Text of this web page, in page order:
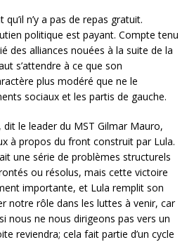
n’y a pas de repas gratuit.
politique est payant. Compte tenu
des alliances nouées à la suite de la
s’attendre à ce que son
plus modéré que ne le
sociaux et les partis de gauche.
dit le leader du MST Gilmar Mauro,
à propos du front construit par Lula.
une série de problèmes structurels
ou résolus, mais cette victoire
importante, et Lula remplit son
notre rôle dans les luttes à venir, car
nous ne nous dirigeons pas vers un
reviendra; cela fait partie d’un cycle